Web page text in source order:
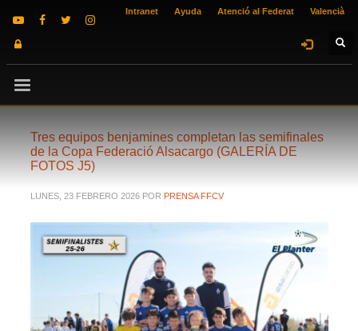
Intranet Ayuda Atenció al Federat Valencià
Tres equipos benjamines completan las semifinales
de la Copa Federació Alsacargo (GALERÍA DE
FOTOS J5)
LUNES, 23 FEBRERO 2026 POR PRENSA FFCV